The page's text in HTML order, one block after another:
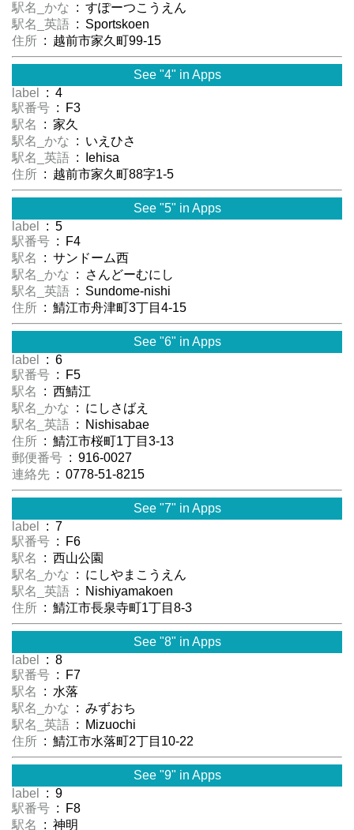
駅名_かな : すぽーつこうえん
駅名_英語 : Sportskoen
住所 : 越前市家久町99-15
See "4" in Apps
label
: 4
駅番号 : F3
駅名
: 家久
駅名_かな : いえひさ
駅名_英語 : Iehisa
住所 : 越前市家久町88字1-5
See "5" in Apps
label
: 5
駅番号 : F4
駅名
: サンドーム西
駅名_かな : さんどーむにし
駅名_英語 : Sundome-nishi
住所 : 鯖江市舟津町3丁目4-15
See "6" in Apps
label
: 6
駅番号 : F5
駅名
: 西鯖江
駅名_かな : にしさばえ
駅名_英語 : Nishisabae
住所 : 鯖江市桜町1丁目3-13
郵便番号 : 916-0027
連絡先 : 0778-51-8215
See "7" in Apps
label
: 7
駅番号 : F6
駅名
: 西山公園
駅名_かな : にしやまこうえん
駅名_英語 : Nishiyamakoen
住所 : 鯖江市長泉寺町1丁目8-3
See "8" in Apps
label
: 8
駅番号 : F7
駅名
: 水落
駅名_かな : みずおち
駅名_英語 : Mizuochi
住所 : 鯖江市水落町2丁目10-22
See "9" in Apps
label
: 9
駅番号 : F8
駅名
: 神明